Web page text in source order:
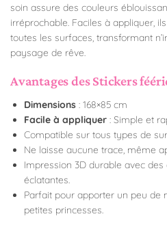
soin assure des couleurs
irréprochable. Faciles à appliquer,
toutes les surfaces, transformant
paysage de rêve.
Avantages des Stickers
Dimensions : 168×85 cm
Facile à appliquer : Simple et
Compatible sur tous types de
Ne laisse aucune trace, même
Impression 3D durable avec
éclatantes.
Parfait pour apporter un peu de
petites princesses.